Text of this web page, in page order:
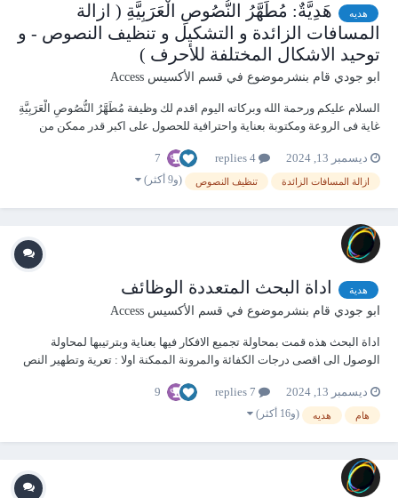
هديه
هَدِيَّةٌ: مُطَهَّرُ النُّصُوصِ الْعَرَبِيَّةِ ( ازالة
المسافات الزائدة و التشكيل و تنظيف النصوص - و
توحيد الاشكال المختلفة للأحرف )
ابو جودي قام بنشرموضوع في قسم الأكسيس Access
السلام عليكم ورحمة الله وبركاته اليوم اقدم لك وظيفة مُطَهَّرُ النُّصُوصِ الْعَرَبِيَّةِ
غاية فى الروعة ومكتوبة بعناية واحترافية للحصول على اكبر قدر ممكن من
النصوص العربية بطريقة مرنة مع التركيز على ازالة المسافات وتن...
ديسمبر 13, 2024 7
ازالة المسافات الزائدة تنظيف النصوص (و9 أكثر)
هدية اداة البحث المتعددة الوظائف
ابو جودي قام بنشرموضوع في قسم الأكسيس Access
اداة البحث هذه قمت بمحاولة تجميع الافكار فيها بعناية وبترتيبها لمحاولة
الوصول الى اقصى درجات الكفائة والمرونة الممكنة اولا : تعرية وتطهير النص
الموضوع ثانيا : التحكم فى اعداد مصادر البيانت :- (مصدر البيانات"جدول /
استعلام" - الح...
ديسمبر 13, 2024 9
هام هديه (و16 أكثر)